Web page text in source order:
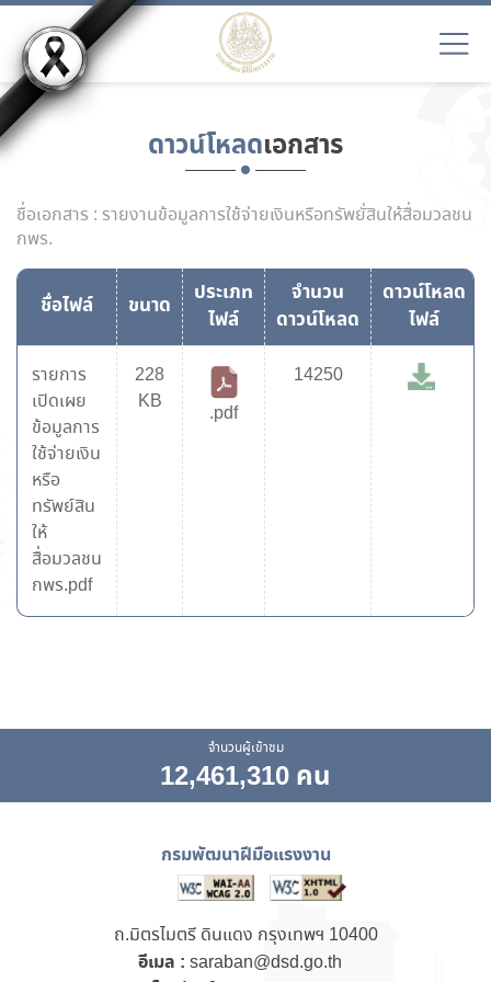
ดาวน์โหลดเอกสาร
ชื่อเอกสาร : รายงานข้อมูลการใช้จ่ายเงินหรือทรัพยั่สินให้สื่อมวลชน
กพร.
ชื่อไฟล์ ขนาด
ประเภท
ไฟล์
จำนวน
ดาวน์โหลด
ดาวน์โหลด
ไฟล์
รายการ
เปิดเผย
ข้อมูลการ
ใช้จ่ายเงิน
หรือ
ทรัพย์สิน
ให้
สื่อมวลชน
กพร.pdf
228
KB
.pdf
14250
จำนวนผู้เข้าชม
12,461,310 คน
กรมพัฒนาฝีมือแรงงาน
ถ.มิตรไมตรี ดินแดง กรุงเทพฯ 10400
อีเมล : saraban@dsd.go.th